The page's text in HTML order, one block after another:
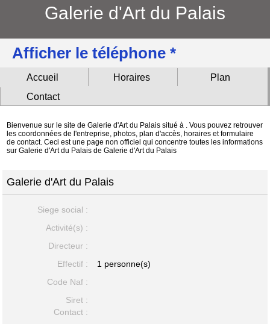
Galerie d'Art du Palais
Afficher le téléphone *
Accueil Horaires
Plan
Contact
Bienvenue sur le site de Galerie d'Art du Palais situé à . Vous pouvez retrouver
les coordonnées de l'entreprise, photos, plan d'accès, horaires et formulaire
de contact. Ceci est une page non officiel qui concentre toutes les informations
sur Galerie d'Art du Palais de Galerie d'Art du Palais
Galerie d'Art du Palais
Siege social :
Activité(s) :
Directeur :
Effectif :
1 personne(s)
Code Naf :
Siret :
Contact :